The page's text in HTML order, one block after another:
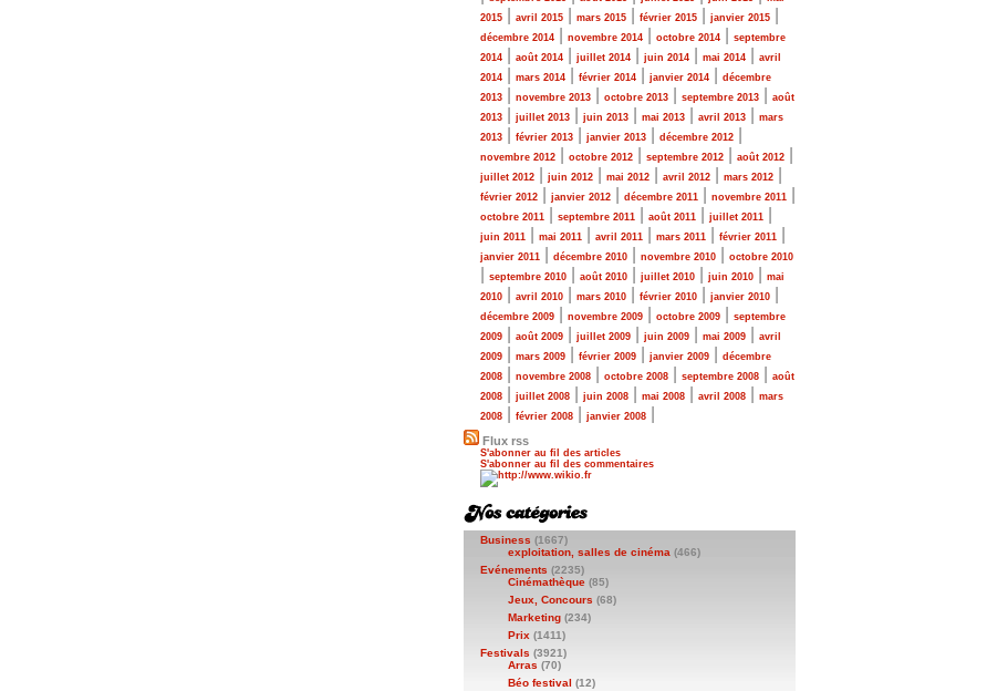
2015
avril 2015 mars 2015 février 2015 janvier 2015
décembre 2014 novembre 2014 octobre 2014
septembre
2014
août 2014 juillet 2014 juin 2014 mai 2014
avril
2014
mars 2014 février 2014 janvier 2014
décembre
2013
novembre 2013 octobre 2013 septembre 2013
août
2013
juillet 2013 juin 2013 mai 2013 avril 2013
mars
2013
février 2013 janvier 2013 décembre 2012
novembre 2012 octobre 2012 septembre 2012 août 2012
juillet 2012 juin 2012 mai 2012 avril 2012 mars 2012
février 2012 janvier 2012 décembre 2011 novembre 2011
octobre 2011 septembre 2011 août 2011 juillet 2011
juin 2011 mai 2011 avril 2011 mars 2011 février 2011
janvier 2011 décembre 2010 novembre 2010 octobre 2010
septembre 2010 août 2010 juillet 2010 juin 2010
mai
2010
avril 2010 mars 2010 février 2010 janvier 2010
décembre 2009 novembre 2009 octobre 2009
septembre
2009
août 2009 juillet 2009 juin 2009 mai 2009
avril
2009
mars 2009 février 2009 janvier 2009
décembre
2008
novembre 2008 octobre 2008 septembre 2008
août
2008
juillet 2008 juin 2008 mai 2008 avril 2008
mars
2008
février 2008 janvier 2008
Flux rss
S'abonner au fil des articles
S'abonner au fil des commentaires
Business (1667)
exploitation, salles de cinéma (466)
Evénements (2235)
Cinémathèque (85)
Jeux, Concours (68)
Marketing (234)
Prix (1411)
Festivals (3921)
Arras (70)
Béo festival (12)